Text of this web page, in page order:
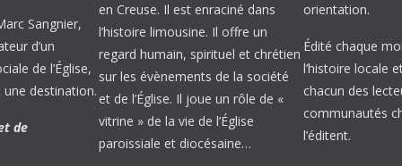
Sangnier,
d’un
de l’Église,
destination.
de
en Creuse. Il est enraciné dans
l’histoire limousine. Il offre un
regard humain, spirituel et chrétien
sur les évènements de la société
et de l’Église. Il joue un rôle de «
vitrine » de la vie de l’Église
paroissiale et diocésaine…
orientation.
Édité chaque
l’histoire locale
chacun des
communautés
l’éditent.